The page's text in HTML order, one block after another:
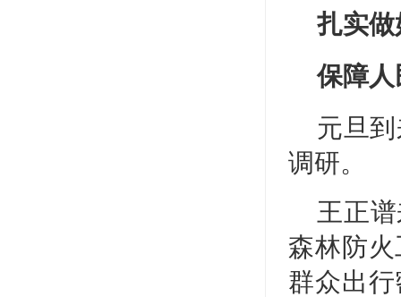
扎实
保障
元旦
调研。
王正
森林防
群众出